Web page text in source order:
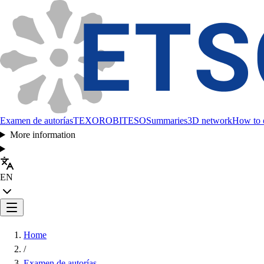
Examen de autoríasTEXOROBITESOSummaries3D networkHow to
More information
EN
Home
/